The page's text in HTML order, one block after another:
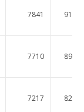
7841 9190
7710 8976
7217 8260